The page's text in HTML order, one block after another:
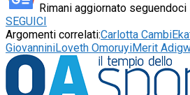
Rimani aggiornato
SEGUICI
Argomenti correlati:Carlotta Cambi
GiovanniniLoveth OmoruyiMerit